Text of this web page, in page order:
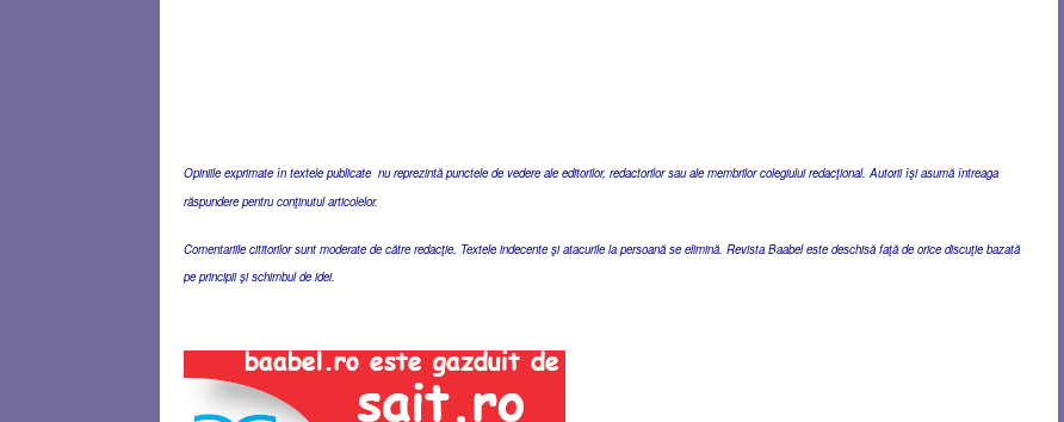
Opiniile exprimate în textele publicate nu reprezintă punctele de vedere ale editorilor, redactorilor sau ale membrilor colegiului redacţional. Autorii îşi asumă întreaga
răspundere pentru conţinutul articolelor.
Comentariile cititorilor sunt moderate de către redacţie. Textele indecente şi atacurile la persoană se elimină. Revista Baabel este deschisă faţă de orice discuţie bazată
pe principii şi schimbul de idei.